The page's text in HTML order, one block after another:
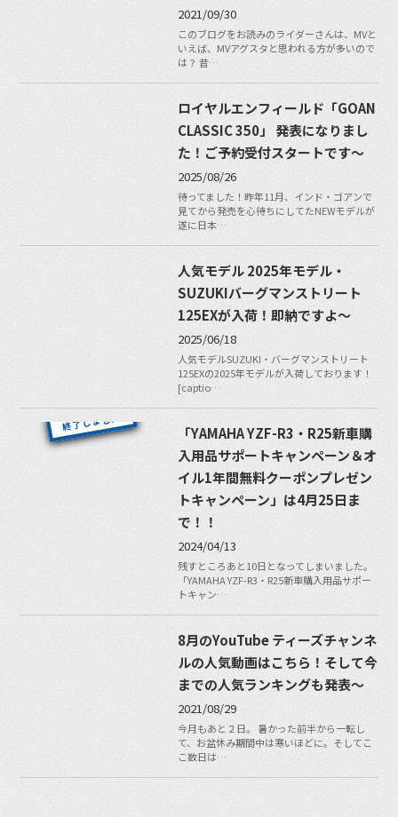
2021/09/30
このブログをお読みのライダーさんは、MVと
いえば、MVアグスタと思われる方が多いので
は？ 昔…
ロイヤルエンフィールド「GOAN
CLASSIC 350」 発表になりまし
た！ご予約受付スタートです〜
2025/08/26
待ってました！昨年11月、インド・ゴアンで
見てから発売を心待ちにしてたNEWモデルが
遂に日本…
人気モデル 2025年モデル・
SUZUKIバーグマンストリート
125EXが入荷！即納ですよ〜
2025/06/18
人気モデルSUZUKI・バーグマンストリート
125EXの2025年モデルが入荷しております！
[captio…
「YAMAHA YZF-R3・R25新車購
入用品サポートキャンペーン＆オ
イル1年間無料クーポンプレゼン
トキャンペーン」は4月25日ま
で！！
2024/04/13
残すところあと10日となってしまいました。
「YAMAHA YZF-R3・R25新車購入用品サポー
トキャン…
8月のYouTube ティーズチャンネ
ルの人気動画はこちら！そして今
までの人気ランキングも発表〜
2021/08/29
今月もあと２日。 暑かった前半から一転し
て、お盆休み期間中は寒いほどに。そしてこ
こ数日は…